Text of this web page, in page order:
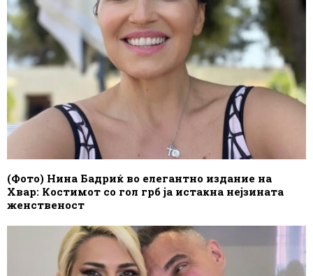
(Фото) Нина Бадриќ во елегантно издание на
Хвар: Костимот со гол грб ја истакна нејзината
женственост